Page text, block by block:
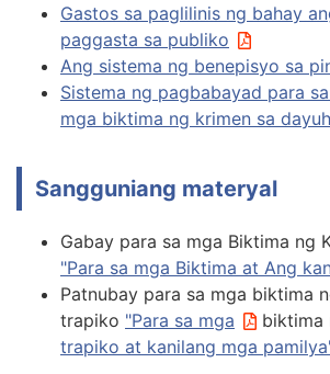
Gastos sa paglilinis ng bahay
paggasta sa publiko
Ang sistema ng benepisyo sa
Sistema ng pagbabayad para
mga biktima ng krimen sa
Sangguniang materyal
Gabay para sa mga Biktima ng
"Para sa mga Biktima at Ang
Patnubay para sa mga biktima
trapiko "Para sa mga biktima
trapiko at kanilang mga